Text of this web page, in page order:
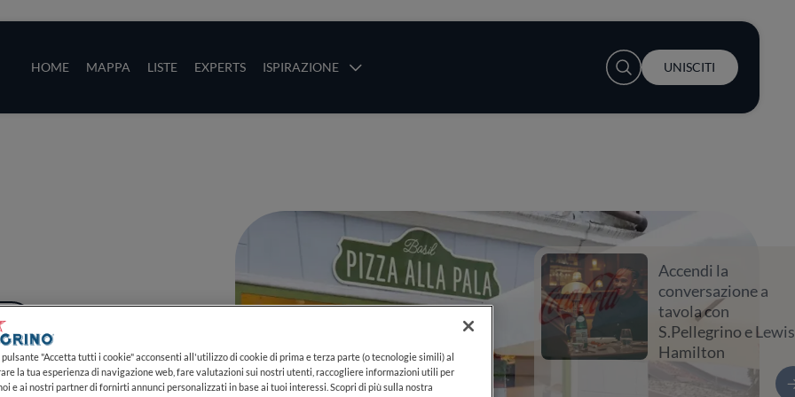
HOME MAPPA LISTE EXPERTS ISPIRAZIONE
User account menu
UNISCITI
Accendi la
conversazione a
tavola con
S.Pellegrino e Lewis
Hamilton
"Accetta tutti i cookie" acconsenti all'utilizzo di cookie di prima e terza parte (o tecnologie simili) al
la tua esperienza di navigazione web, fare valutazioni sui nostri utenti, raccogliere informazioni utili per
e ai nostri partner di fornirti annunci personalizzati in base ai tuoi interessi. Scopri di più sulla nostra